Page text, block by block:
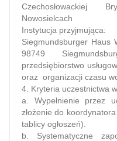
Czechosłowackiej
Nowosielcach
Instytucja przyjmująca:
Siegmundsburger Haus
98749
przedsiębiorstwo
oraz organizacji czasu
4. Kryteria uczestnictwa
a. Wypełnienie przez
złożenie do
tablicy ogłoszeń).
b. Systematyczne